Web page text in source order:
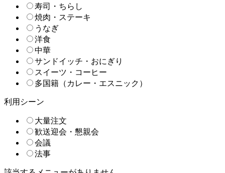
寿司・ちらし
焼肉・ステーキ
うなぎ
洋食
中華
サンドイッチ・おにぎり
スイーツ・コーヒー
多国籍（カレー・エスニック）
利用シーン
大量注文
歓送迎会・懇親会
会議
法事